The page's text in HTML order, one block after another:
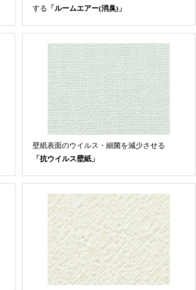
する
「ルームエアー(消臭)」
壁紙表面のウイルス・細菌を減少させる
「抗ウイルス壁紙」